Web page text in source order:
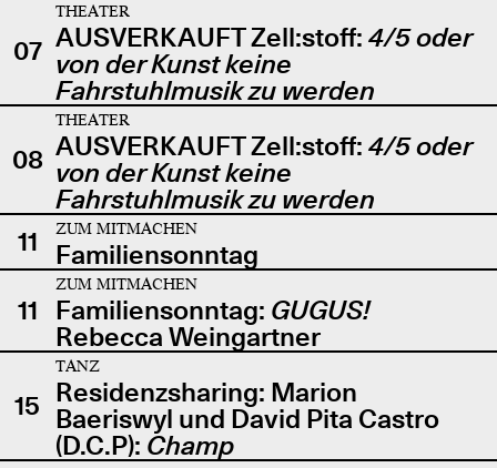
07
THEATER
AUSVERKAUFT Zell:stoff: 4/5 oder
von der Kunst keine
Fahrstuhlmusik zu werden
08
THEATER
AUSVERKAUFT Zell:stoff: 4/5 oder
von der Kunst keine
Fahrstuhlmusik zu werden
11
ZUM MITMACHEN
Familiensonntag
11
ZUM MITMACHEN
Familiensonntag: GUGUS!
Rebecca Weingartner
15
TANZ
Residenzsharing: Marion
Baeriswyl und David Pita Castro
(D.C.P): Champ